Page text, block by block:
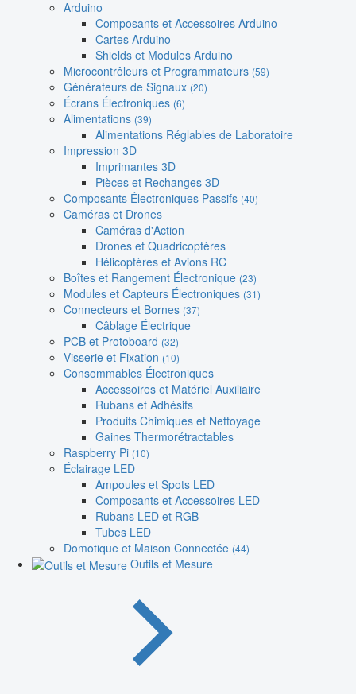
Arduino
Composants et Accessoires Arduino
Cartes Arduino
Shields et Modules Arduino
Microcontrôleurs et Programmateurs (59)
Générateurs de Signaux (20)
Écrans Électroniques (6)
Alimentations (39)
Alimentations Réglables de Laboratoire
Impression 3D
Imprimantes 3D
Pièces et Rechanges 3D
Composants Électroniques Passifs (40)
Caméras et Drones
Caméras d'Action
Drones et Quadricoptères
Hélicoptères et Avions RC
Boîtes et Rangement Électronique (23)
Modules et Capteurs Électroniques (31)
Connecteurs et Bornes (37)
Câblage Électrique
PCB et Protoboard (32)
Visserie et Fixation (10)
Consommables Électroniques
Accessoires et Matériel Auxiliaire
Rubans et Adhésifs
Produits Chimiques et Nettoyage
Gaines Thermorétractables
Raspberry Pi (10)
Éclairage LED
Ampoules et Spots LED
Composants et Accessoires LED
Rubans LED et RGB
Tubes LED
Domotique et Maison Connectée (44)
Outils et Mesure